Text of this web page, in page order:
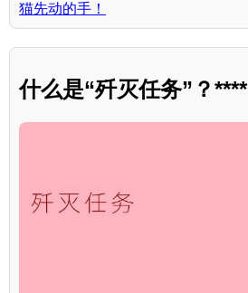
猫先动的手！
什么是“歼灭任务”？****